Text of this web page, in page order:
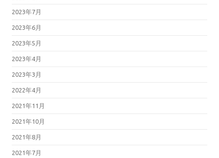
2023年7月
2023年6月
2023年5月
2023年4月
2023年3月
2022年4月
2021年11月
2021年10月
2021年8月
2021年7月